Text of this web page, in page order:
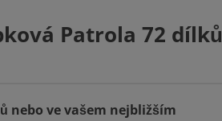
Patrola 72 dílků
nebo ve vašem nejbližším